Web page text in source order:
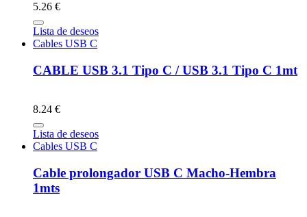
5.26 €
Lista de deseos
Cables USB C
CABLE USB 3.1 Tipo C / USB 3.1 Tipo C 1mt
8.24 €
Lista de deseos
Cables USB C
Cable prolongador USB C Macho-Hembra
1mts